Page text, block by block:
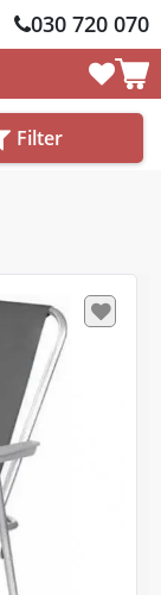
030 720 070
Filter